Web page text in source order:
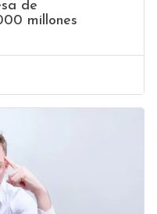
de
millones